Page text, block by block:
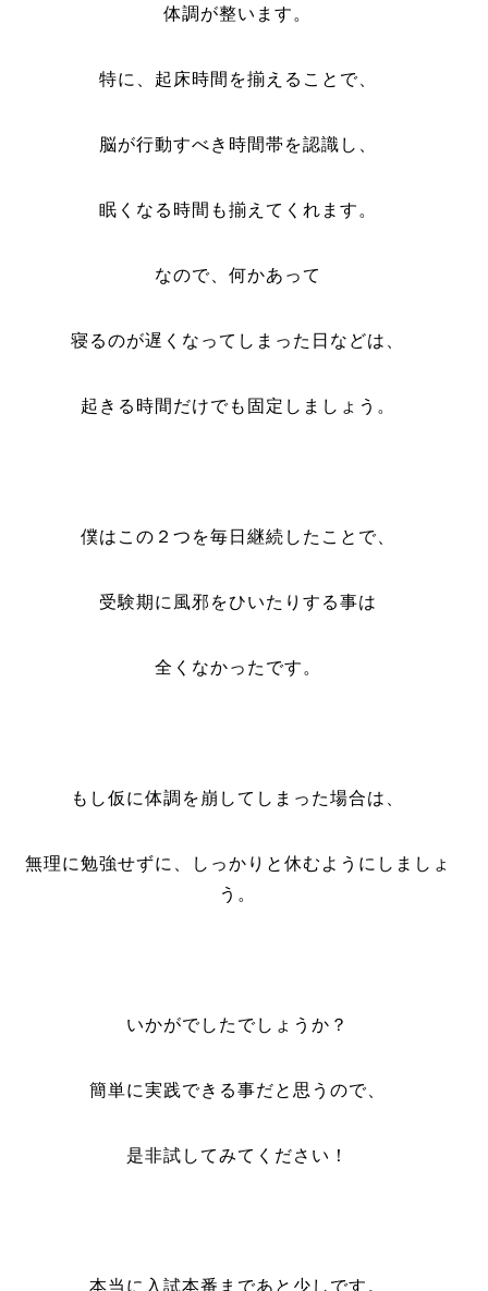
体調が整います。
特に、起床時間を揃えることで、
脳が行動すべき時間帯を認識し、
眠くなる時間も揃えてくれます。
なので、何かあって
寝るのが遅くなってしまった日などは、
起きる時間だけでも固定しましょう。
僕はこの２つを毎日継続したことで、
受験期に風邪をひいたりする事は
全くなかったです。
もし仮に体調を崩してしまった場合は、
無理に勉強せずに、しっかりと休むようにしましょ
う。
いかがでしたでしょうか？
簡単に実践できる事だと思うので、
是非試してみてください！
本当に入試本番まであと少しです。